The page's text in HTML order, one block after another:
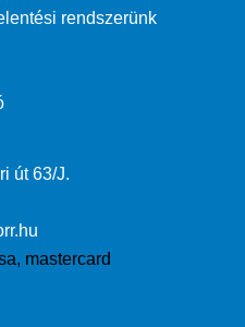
rendszerünk
út 63/J.
mastercard